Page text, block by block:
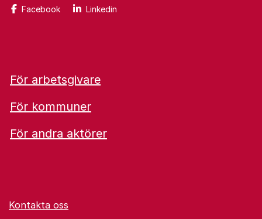
Facebook Linkedin
För arbetsgivare
För kommuner
För andra aktörer
Kontakta oss